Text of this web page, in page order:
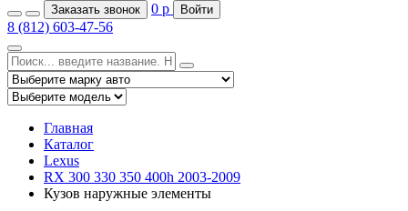
Заказать звонок 0 р Войти
8 (812) 603-47-56
Главная
Каталог
Lexus
RX 300 330 350 400h 2003-2009
Кузов наружные элементы